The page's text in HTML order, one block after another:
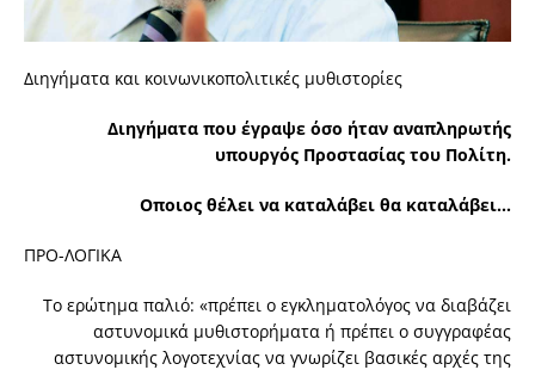
Διηγήματα και κοινωνικοπολιτικές μυθιστορίες
Διηγήματα που έγραψε όσο ήταν αναπληρωτής
υπουργός Προστασίας του Πολίτη.
Oποιος θέλει να καταλάβει θα καταλάβει…
ΠΡΟ-ΛΟΓΙΚΑ
Το ερώτημα παλιό: «πρέπει ο εγκληματολόγος να διαβάζει
αστυνομικά μυθιστορήματα ή πρέπει ο συγγραφέας
αστυνομικής λογοτεχνίας να γνωρίζει βασικές αρχές της